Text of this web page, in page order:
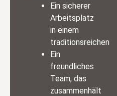
Ein sicherer
Arbeitsplatz
in einem
traditionsreichen
Ein
freundliches
Team, das
zusammenhält